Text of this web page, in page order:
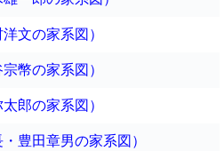
文の家系図）
幣の家系図）
郎の家系図）
豊田章男の家系図）